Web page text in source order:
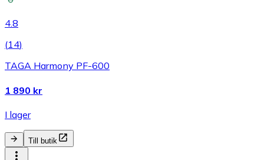
4.8
(14)
TAGA Harmony PF-600
1 890 kr
I lager
Till butik